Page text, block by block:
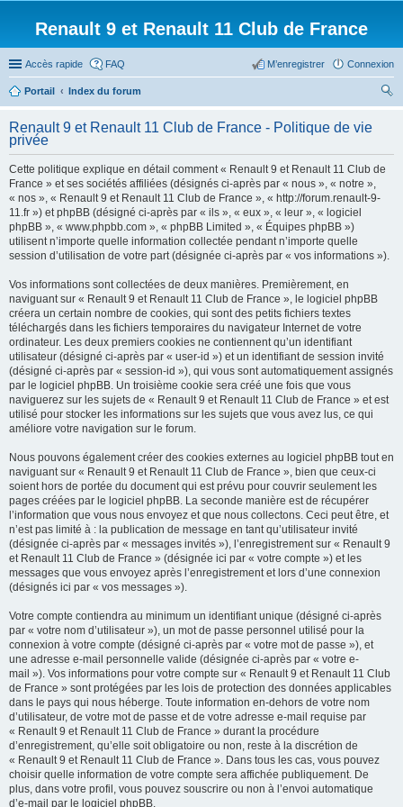
Renault 9 et Renault 11 Club de France
Accès rapide FAQ Connexion
M’enregistrer
Portail
Index du forum
ch
Renault 9 et Renault 11 Club de France - Politique de vie
privée
Cette politique explique en détail comment « Renault 9 et Renault 11 Club de
France » et ses sociétés affiliées (désignés ci-après par « nous », « notre »,
« nos », « Renault 9 et Renault 11 Club de France », « http://forum.renault-9-
11.fr ») et phpBB (désigné ci-après par « ils », « eux », « leur », « logiciel
phpBB », « www.phpbb.com », « phpBB Limited », « Équipes phpBB »)
utilisent n’importe quelle information collectée pendant n’importe quelle
session d’utilisation de votre part (désignée ci-après par « vos informations »).
Vos informations sont collectées de deux manières. Premièrement, en
naviguant sur « Renault 9 et Renault 11 Club de France », le logiciel phpBB
créera un certain nombre de cookies, qui sont des petits fichiers textes
téléchargés dans les fichiers temporaires du navigateur Internet de votre
ordinateur. Les deux premiers cookies ne contiennent qu’un identifiant
utilisateur (désigné ci-après par « user-id ») et un identifiant de session invité
(désigné ci-après par « session-id »), qui vous sont automatiquement assignés
par le logiciel phpBB. Un troisième cookie sera créé une fois que vous
naviguerez sur les sujets de « Renault 9 et Renault 11 Club de France » et est
utilisé pour stocker les informations sur les sujets que vous avez lus, ce qui
améliore votre navigation sur le forum.
Nous pouvons également créer des cookies externes au logiciel phpBB tout en
naviguant sur « Renault 9 et Renault 11 Club de France », bien que ceux-ci
soient hors de portée du document qui est prévu pour couvrir seulement les
pages créées par le logiciel phpBB. La seconde manière est de récupérer
l’information que vous nous envoyez et que nous collectons. Ceci peut être, et
n’est pas limité à : la publication de message en tant qu’utilisateur invité
(désignée ci-après par « messages invités »), l’enregistrement sur « Renault 9
et Renault 11 Club de France » (désignée ici par « votre compte ») et les
messages que vous envoyez après l’enregistrement et lors d’une connexion
(désignés ici par « vos messages »).
Votre compte contiendra au minimum un identifiant unique (désigné ci-après
par « votre nom d’utilisateur »), un mot de passe personnel utilisé pour la
connexion à votre compte (désigné ci-après par « votre mot de passe »), et
une adresse e-mail personnelle valide (désignée ci-après par « votre e-
mail »). Vos informations pour votre compte sur « Renault 9 et Renault 11 Club
de France » sont protégées par les lois de protection des données applicables
dans le pays qui nous héberge. Toute information en-dehors de votre nom
d’utilisateur, de votre mot de passe et de votre adresse e-mail requise par
« Renault 9 et Renault 11 Club de France » durant la procédure
d’enregistrement, qu’elle soit obligatoire ou non, reste à la discrétion de
« Renault 9 et Renault 11 Club de France ». Dans tous les cas, vous pouvez
choisir quelle information de votre compte sera affichée publiquement. De
plus, dans votre profil, vous pouvez souscrire ou non à l’envoi automatique
d’e-mail par le logiciel phpBB.